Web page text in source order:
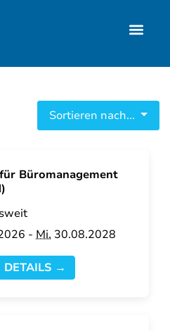
Sortieren nach...
Büromanagement
-Mi. 30.08.2028
DETAILS →